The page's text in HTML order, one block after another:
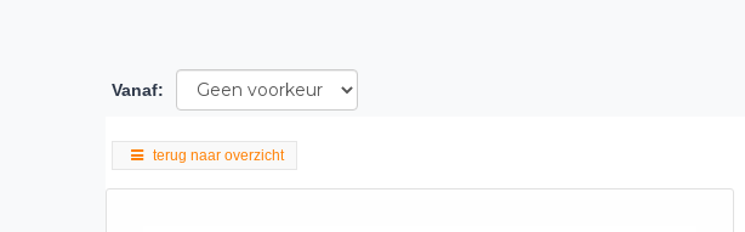
Vanaf:
terug naar overzicht